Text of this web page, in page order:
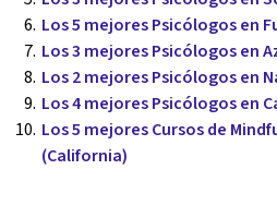
Los 5 mejores Psicólogos en
Los 3 mejores Psicólogos en
Los 2 mejores Psicólogos en
Los 4 mejores Psicólogos en
Los 5 mejores Cursos de
(California)